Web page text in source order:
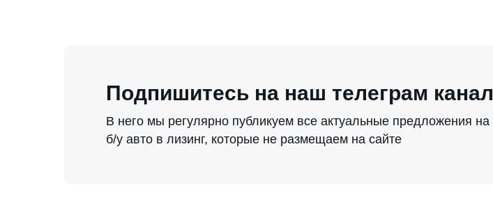
В него мы регулярно публикуем все актуальные предложения на
б/у авто в лизинг, которые не размещаем на сайте
Подпишитесь на наш телеграм канал